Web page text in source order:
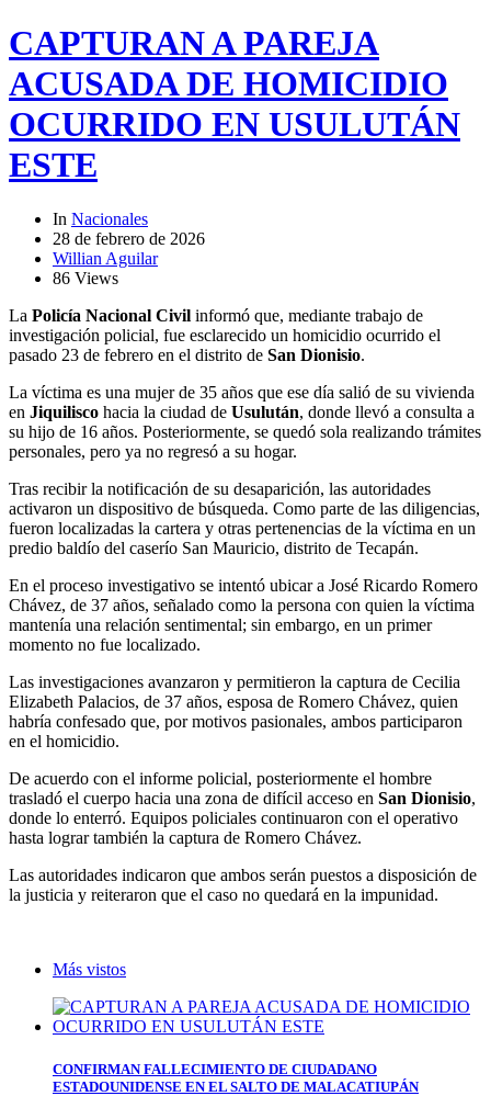
CAPTURAN A PAREJA
ACUSADA DE HOMICIDIO
OCURRIDO EN USULUTÁN
ESTE
In Nacionales
28 de febrero de 2026
Willian Aguilar
86 Views
La Policía Nacional Civil informó que, mediante trabajo de
investigación policial, fue esclarecido un homicidio ocurrido el
pasado 23 de febrero en el distrito de San Dionisio.
La víctima es una mujer de 35 años que ese día salió de su vivienda
en Jiquilisco hacia la ciudad de Usulután, donde llevó a consulta a
su hijo de 16 años. Posteriormente, se quedó sola realizando trámites
personales, pero ya no regresó a su hogar.
Tras recibir la notificación de su desaparición, las autoridades
activaron un dispositivo de búsqueda. Como parte de las diligencias,
fueron localizadas la cartera y otras pertenencias de la víctima en un
predio baldío del caserío San Mauricio, distrito de Tecapán.
En el proceso investigativo se intentó ubicar a José Ricardo Romero
Chávez, de 37 años, señalado como la persona con quien la víctima
mantenía una relación sentimental; sin embargo, en un primer
momento no fue localizado.
Las investigaciones avanzaron y permitieron la captura de Cecilia
Elizabeth Palacios, de 37 años, esposa de Romero Chávez, quien
habría confesado que, por motivos pasionales, ambos participaron
en el homicidio.
De acuerdo con el informe policial, posteriormente el hombre
trasladó el cuerpo hacia una zona de difícil acceso en San Dionisio,
donde lo enterró. Equipos policiales continuaron con el operativo
hasta lograr también la captura de Romero Chávez.
Las autoridades indicaron que ambos serán puestos a disposición de
la justicia y reiteraron que el caso no quedará en la impunidad.
Más vistos
CONFIRMAN FALLECIMIENTO DE CIUDADANO
ESTADOUNIDENSE EN EL SALTO DE MALACATIUPÁN